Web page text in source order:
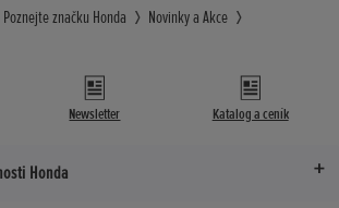
Poznejte značku Honda
Novinky a Akce
Newsletter Katalog a ceník
Honda